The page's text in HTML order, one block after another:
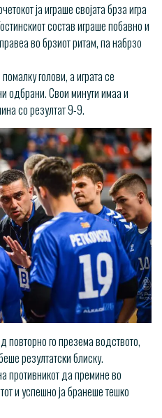
ја играше својата брза игра
состав играше побавно и
во брзиот ритам, па набрзо
голови, а играта се
одбрани. Свои минути имаа и
со резултат 9-9.
повторно го презема водството,
резултатски блиску.
противникот да премине во
и успешно ја бранеше тешко